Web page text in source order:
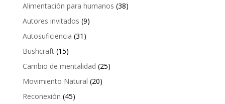
Alimentación para humanos (38)
Autores invitados (9)
Autosuficiencia (31)
Bushcraft(15)
Cambio de mentalidad (25)
Movimiento Natural (20)
Reconexión (45)